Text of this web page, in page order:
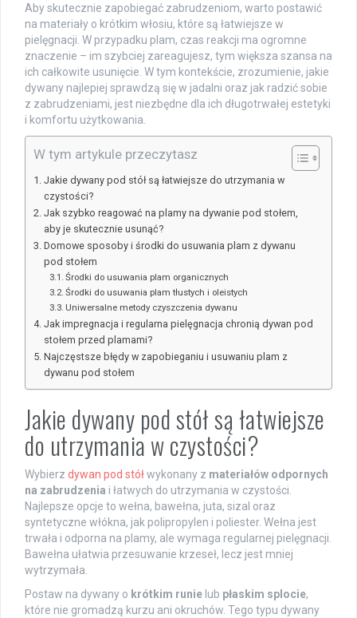
Aby skutecznie zapobiegać zabrudzeniom, warto postawić
na materiały o krótkim włosiu, które są łatwiejsze w
pielęgnacji. W przypadku plam, czas reakcji ma ogromne
znaczenie – im szybciej zareagujesz, tym większa szansa na
ich całkowite usunięcie. W tym kontekście, zrozumienie, jakie
dywany najlepiej sprawdzą się w jadalni oraz jak radzić sobie
z zabrudzeniami, jest niezbędne dla ich długotrwałej estetyki
i komfortu użytkowania.
W tym artykule przeczytasz
Jakie dywany pod stół są łatwiejsze do utrzymania w
czystości?
Jak szybko reagować na plamy na dywanie pod stołem,
aby je skutecznie usunąć?
Domowe sposoby i środki do usuwania plam z dywanu
pod stołem
Środki do usuwania plam organicznych
Środki do usuwania plam tłustych i oleistych
Uniwersalne metody czyszczenia dywanu
Jak impregnacja i regularna pielęgnacja chronią dywan pod
stołem przed plamami?
Najczęstsze błędy w zapobieganiu i usuwaniu plam z
dywanu pod stołem
Jakie dywany pod stół są łatwiejsze
do utrzymania w czystości?
Wybierz dywan pod stółwykonany z materiałów odpornych
na zabrudzenia i łatwych do utrzymania w czystości.
Najlepsze opcje to wełna, bawełna, juta, sizal oraz
syntetyczne włókna, jak polipropylen i poliester. Wełna jest
trwała i odporna na plamy, ale wymaga regularnej pielęgnacji.
Bawełna ułatwia przesuwanie krzeseł, lecz jest mniej
wytrzymała.
Postaw na dywany o krótkim runie lub płaskim splocie,
które nie gromadzą kurzu ani okruchów. Tego typu dywany